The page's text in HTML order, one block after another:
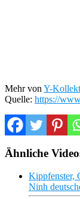
Mehr von Y-
Quelle: https://
Ähnliche
Kippfenster,
Ninh